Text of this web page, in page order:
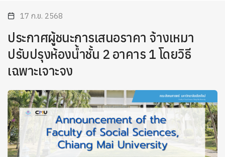
17 ก.ย. 2568
ประกาศผู้ชนะการเสนอราคา จ้างเหมา
ปรับปรุงห้องน้ำชั้น 2 อาคาร 1 โดยวิธี
เฉพาะเจาะจง